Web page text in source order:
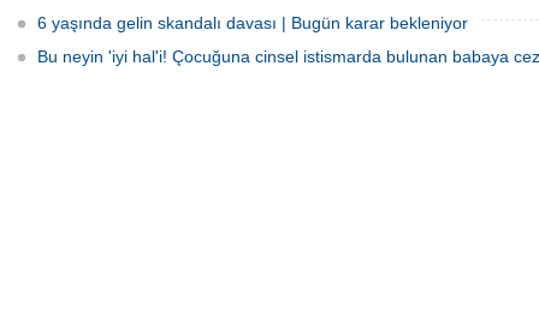
6 yaşında gelin skandalı davası | Bugün karar bekleniyor
Bu neyin 'iyi hal'i! Çocuğuna cinsel istismarda bulunan babaya